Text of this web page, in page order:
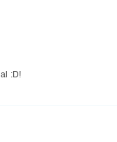
:D!